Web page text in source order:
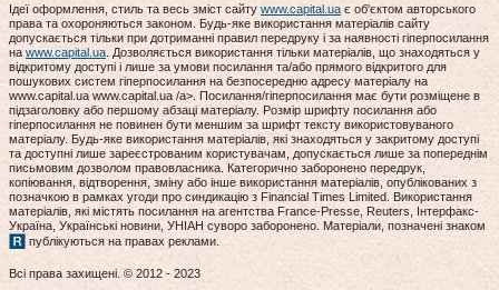
Ідеї оформлення, стиль та весь зміст сайту www.capital.ua є об'єктом авторського
права та охороняються законом. Будь-яке використання матеріалів сайту
допускається тільки при дотриманні правил передруку і за наявності гіперпосилання
на www.capital.ua . Дозволяється використання тільки матеріалів, що знаходяться у
відкритому доступі і лише за умови посилання та/або прямого відкритого для
пошукових систем гіперпосилання на безпосередню адресу матеріалу на
www.capital.ua www.capital.ua /a>. Посилання/гіперпосилання має бути розміщене в
підзаголовку або першому абзаці матеріалу. Розмір шрифту посилання або
гіперпосилання не повинен бути меншим за шрифт тексту використовуваного
матеріалу. Будь-яке використання матеріалів, які знаходяться у закритому доступі
та доступні лише зареєстрованим користувачам, допускається лише за попереднім
письмовим дозволом правовласника. Категорично заборонено передрук,
копіювання, відтворення, зміну або інше використання матеріалів, опублікованих з
позначкою в рамках угоди про синдикацію з Financial Times Limited. Використання
матеріалів, які містять посилання на агентства France-Presse, Reuters, Інтерфакс-
Україна, Українські новини, УНІАН суворо заборонено. Матеріали, позначені знаком
публікуються на правах реклами.
Всі права захищені. © 2012 - 2023